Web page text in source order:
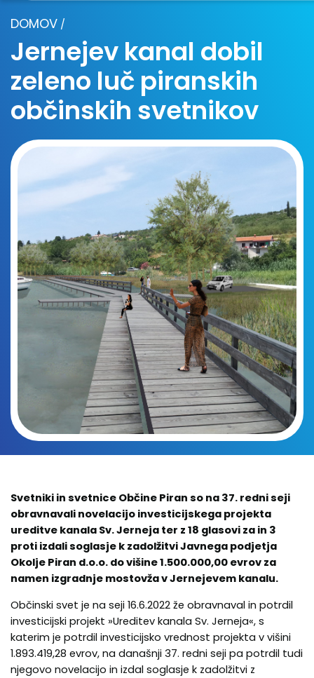
DOMOV /
Jernejev kanal dobil
zeleno luč piranskih
občinskih svetnikov
Svetniki in svetnice Občine Piran so na 37. redni seji
obravnavali novelacijo investicijskega projekta
ureditve kanala Sv. Jerneja ter z 18 glasovi za in 3
proti izdali soglasje k zadolžitvi Javnega podjetja
Okolje Piran d.o.o. do višine 1.500.000,00 evrov za
namen izgradnje mostovža v Jernejevem kanalu.
Občinski svet je na seji 16.6.2022 že obravnaval in potrdil
investicijski projekt »Ureditev kanala Sv. Jerneja«, s
katerim je potrdil investicijsko vrednost projekta v višini
1.893.419,28 evrov, na današnji 37. redni seji pa potrdil tudi
njegovo novelacijo in izdal soglasje k zadolžitvi z